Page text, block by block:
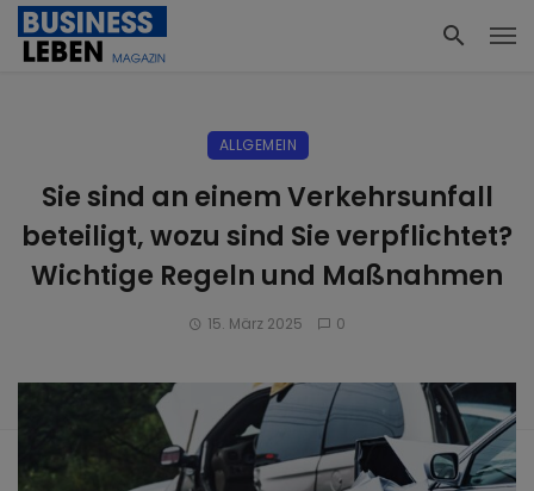
ALLGEMEIN
Sie sind an einem Verkehrsunfall
beteiligt, wozu sind Sie verpflichtet?
Wichtige Regeln und Maßnahmen
15. März 2025 0